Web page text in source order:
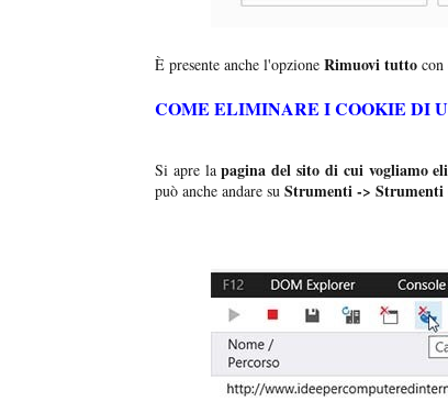
È presente anche l'opzione Rimuovi tutto
COME ELIMINARE I COOKIE DI
Si apre lapagina del sito di cui vogliamo
può anche andare su Strumenti ->